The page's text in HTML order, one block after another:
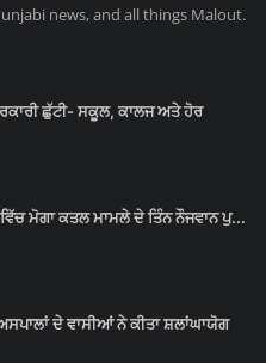
news, and all things Malout.
ਛੁੱਟੀ- ਸਕੂਲ, ਕਾਲਜ ਅਤੇ ਹੋਰ
ਮੋਗਾ ਕਤਲ ਮਾਮਲੇ ਦੇ ਤਿੰਨ ਨੌਜਵਾਨ ਪੁ...
ਦੇ ਵਾਸੀਆਂ ਨੇ ਕੀਤਾ ਸ਼ਲਾਂਘਾਯੋਗ